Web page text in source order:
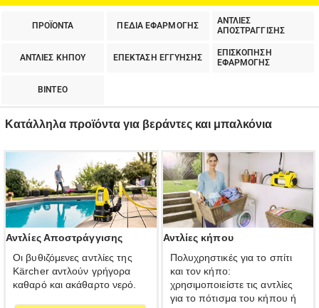
ΠΡΟΪΟΝΤΑ ΠΕΔΙΑ ΕΦΑΡΜΟΓΗΣ
ΑΝΤΛΙΕΣ
ΑΠΟΣΤΡΑΓΓΙΣΗΣ
ΑΝΤΛΙΕΣ ΚΗΠΟΥ ΕΠΕΚΤΑΣΗ ΕΓΓΥΗΣΗΣ
ΕΠΙΣΚΟΠΗΣΗ
ΕΦΑΡΜΟΓΗΣ
ΒΙΝΤΕΟ
Κατάλληλα προϊόντα για βεράντες και μπαλκόνια
Αντλίες Αποστράγγισης
Οι βυθιζόμενες αντλίες της
Kärcher αντλούν γρήγορα
καθαρό και ακάθαρτο νερό.
Αντλίες κήπου
Πολυχρηστικές για το σπίτι
και τον κήπο:
χρησιμοποιείστε τις αντλίες
για το πότισμα του κήπου ή